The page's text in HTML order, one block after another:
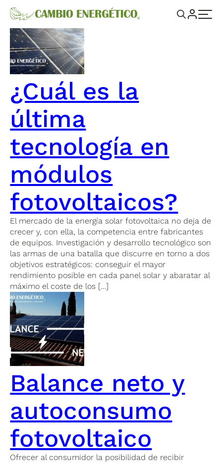
¿Cuál es la
última
tecnología en
módulos
fotovoltaicos?
El mercado de la energía solar fotovoltaica no deja de
crecer y, con ella, la competencia entre fabricantes
de equipos. Investigación y desarrollo tecnológico son
las armas de una batalla que discurre en torno a dos
objetivos estratégicos: conseguir el mayor
rendimiento posible en cada panel solar y abaratar al
máximo el coste de los […]
Balance neto y
autoconsumo
fotovoltaico
Ofrecer al consumidor la posibilidad de recibir